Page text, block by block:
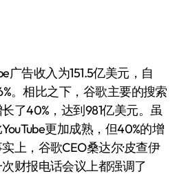
告收入为151.5亿美元，自
。相比之下，谷歌主要的搜索
了40%，达到981亿美元。虽
更加成熟，但40%的增
上，谷歌CEO桑达尔·皮查伊
财报电话会议上都强调了